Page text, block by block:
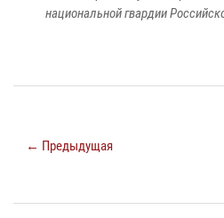
национальной гвардии
← Предыдущая